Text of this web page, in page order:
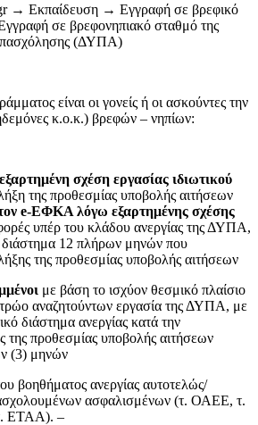
→ Εκπαίδευση → Εγγραφή σε βρεφικό
σε βρεφονηπιακό σταθμό της
(ΔΥΠΑ)
είναι οι γονείς ή οι ασκούντες την
κ.ο.κ.) βρεφών – νηπίων:
σχέση εργασίας ιδιωτικού
της προθεσμίας υποβολής αιτήσεων
e-EΦΚΑ λόγω εξαρτημένης σχέσης
υπέρ του κλάδου ανεργίας της ΔΥΠΑ,
διάστημα 12 πλήρων μηνών που
της προθεσμίας υποβολής αιτήσεων
με βάση το ισχύον θεσμικό πλαίσιο
αναζητούντων εργασία της ΔΥΠΑ, με
διάστημα ανεργίας κατά την
της προθεσμίας υποβολής αιτήσεων
(3) μηνών
βοηθήματος ανεργίας αυτοτελώς/
ασφαλισμένων (τ. ΟΑΕΕ, τ.
ΕΤΑΑ). –